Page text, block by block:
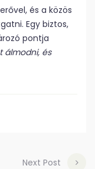
és a közös
Egy biztos,
pontja
álmodni, és
Next Post